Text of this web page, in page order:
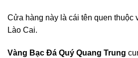
Cửa hàng này là cái tên quen
Lào Cai.
Vàng Bạc Đá Quý Quang Trung